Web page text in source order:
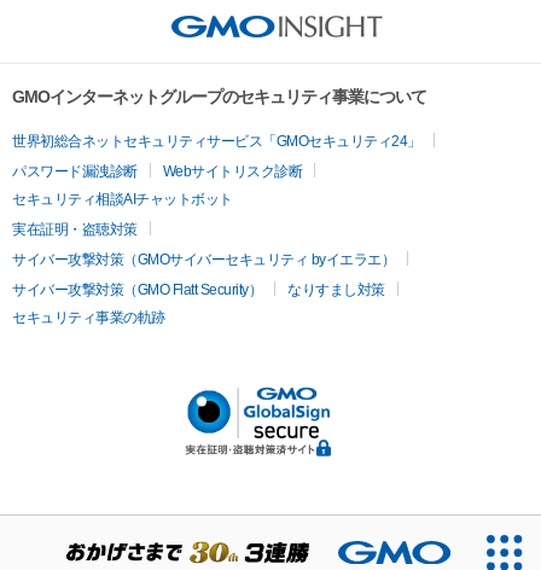
GMOインターネットグループのセキュリティ事業について
世界初総合ネットセキュリティサービス「GMOセキュリティ24」
パスワード漏洩診断
Webサイトリスク診断
セキュリティ相談AIチャットボット
実在証明・盗聴対策
サイバー攻撃対策（GMOサイバーセキュリティ byイエラエ）
サイバー攻撃対策（GMO Flatt Security）
なりすまし対策
セキュリティ事業の軌跡